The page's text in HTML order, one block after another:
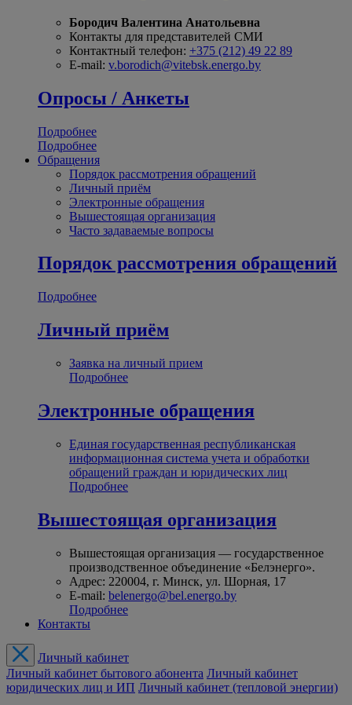
Бородич Валентина Анатольевна
Контакты для представителей СМИ
Контактный телефон: +375 (212) 49 22 89
E-mail: v.borodich@vitebsk.energo.by
Опросы / Анкеты
Подробнее
Подробнее
Обращения
Порядок рассмотрения обращений
Личный приём
Электронные обращения
Вышестоящая организация
Часто задаваемые вопросы
Порядок рассмотрения обращений
Подробнее
Личный приём
Заявка на личный прием
Подробнее
Электронные обращения
Единая государственная республиканская
информационная система учета и обработки
обращений граждан и юридических лиц
Подробнее
Вышестоящая организация
Вышестоящая организация — государственное
производственное объединение «Белэнерго».
Адрес: 220004, г. Минск, ул. Шорная, 17
E-mail: belenergo@bel.energo.by
Подробнее
Контакты
Личный кабинет
Личный кабинет бытового абонента Личный кабинет
юридических лиц и ИП Личный кабинет (тепловой энергии)